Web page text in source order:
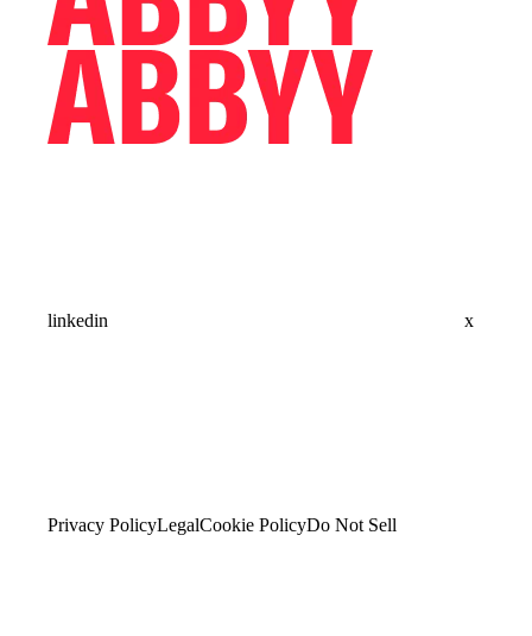
linkedin x
Privacy PolicyLegalCookie PolicyDo Not Sell